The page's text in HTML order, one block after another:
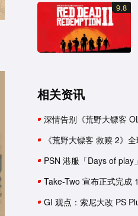
9.8
相关资讯
深情告别《荒野大镖客 OL
《荒野大镖客 救赎 2》
Take-Two 宣布正式完成